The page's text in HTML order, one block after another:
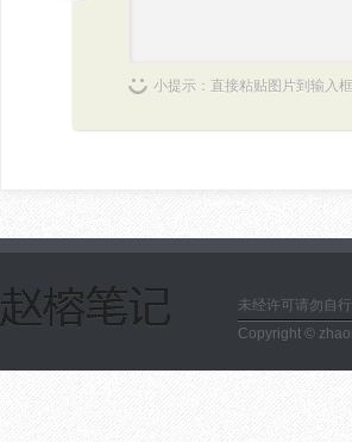
小提示：直接粘贴图片到输入
未经许可请勿自
Copyright ©